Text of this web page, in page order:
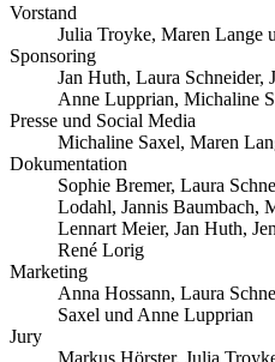
Vorstand
Julia Troyke, Maren Lange
Sponsoring
Jan Huth, Laura Schneider,
Anne Lupprian, Michaline
Presse und Social Media
Michaline Saxel, Maren
Dokumentation
Sophie Bremer, Laura
Lodahl, Jannis Baumbach,
Lennart Meier, Jan Huth,
René Lorig
Marketing
Anna Hossann, Laura
Saxel und Anne Lupprian
Jury
Markus Hörster, Julia